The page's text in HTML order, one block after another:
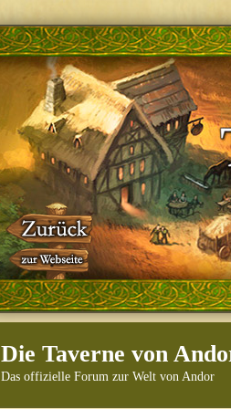
Die Taverne von
Das offizielle Forum zur Welt von Andor